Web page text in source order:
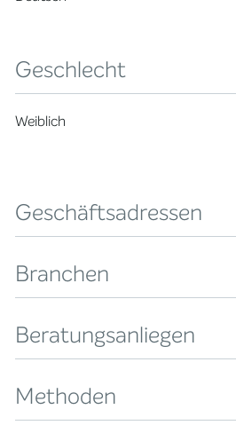
Geschlecht
Weiblich
Geschäftsadressen
Branchen
Beratungsanliegen
Methoden